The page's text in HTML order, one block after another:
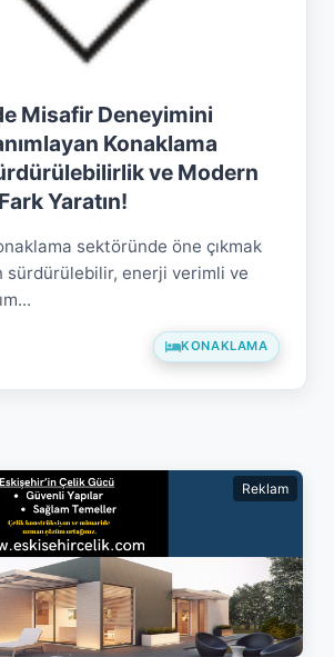
Misafir Deneyimini
Konaklama
ve Modern
Yaratın!
sektöründe öne çıkmak
sürdürülebilir, enerji verimli ve
KONAKLAMA
Reklam